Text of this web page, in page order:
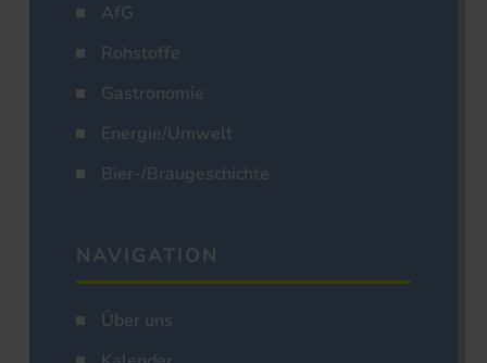
AfG
Rohstoffe
Gastronomie
Energie/Umwelt
Bier-/Braugeschichte
NAVIGATION
Über uns